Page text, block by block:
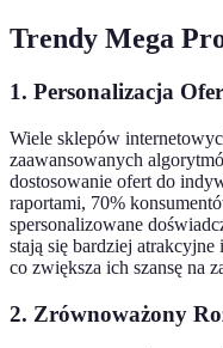
Trendy Mega
1. Personalizacja
Wiele sklepów
zaawansowanych
dostosowanie ofert do
raportami, 70%
spersonalizowane
stają się bardziej
co zwiększa ich szansę na
2. Zrównoważony